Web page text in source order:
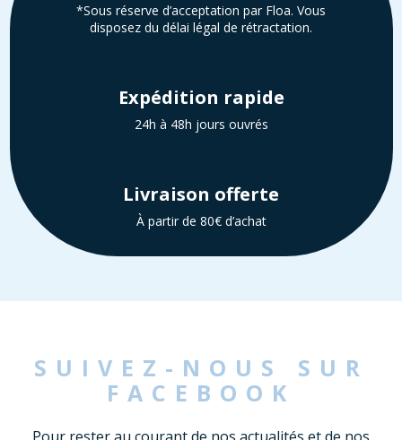
*Sous réserve d’acceptation par Floa. Vous
disposez du délai légal de rétractation.
Expédition rapide
24h à 48h jours ouvrés
Livraison offerte
À partir de 80€ d’achat
SUIVEZ-NOUS SUR
FACEBOOK